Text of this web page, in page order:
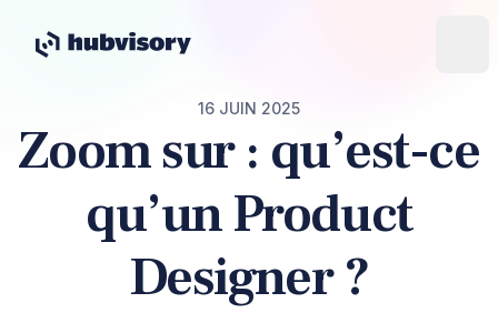
16 JUIN 2025
Zoom sur : qu’est-ce
qu’un Product
Designer ?